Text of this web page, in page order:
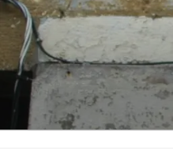
Zum
Inhalt
springen